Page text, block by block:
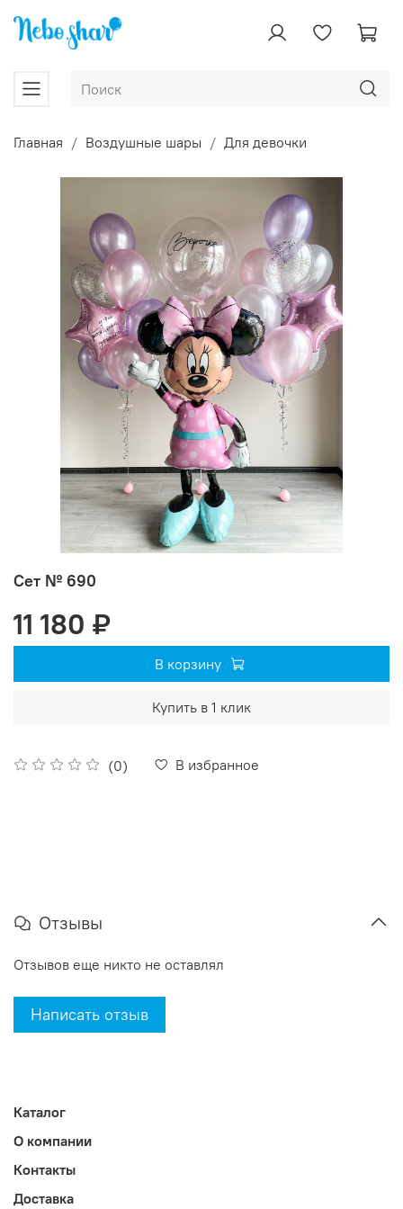
Главная Воздушные шары Для девочки
Сет № 690
(0) В избранное
11 180 ₽
В корзину
Купить в 1 клик
Отзывы
Отзывов еще никто не оставлял
Написать отзыв
Каталог
О компании
Контакты
Доставка